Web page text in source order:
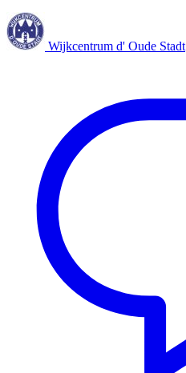
Wijkcentrum d' Oude Stadt